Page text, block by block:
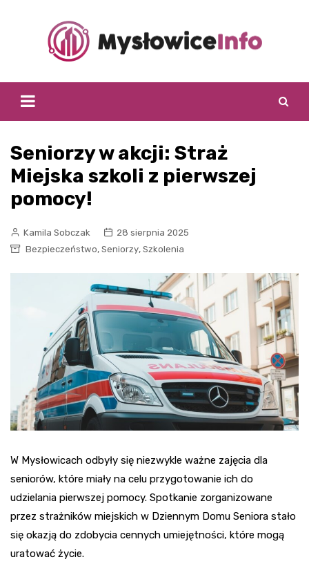
Seniorzy w akcji: Straż
Miejska szkoli z pierwszej
pomocy!
Kamila Sobczak
28 sierpnia 2025
Bezpieczeństwo, Seniorzy, Szkolenia
W Mysłowicach odbyły się niezwykle ważne zajęcia dla
seniorów, które miały na celu przygotowanie ich do
udzielania pierwszej pomocy. Spotkanie zorganizowane
przez strażników miejskich w Dziennym Domu Seniora stało
się okazją do zdobycia cennych umiejętności, które mogą
uratować życie.